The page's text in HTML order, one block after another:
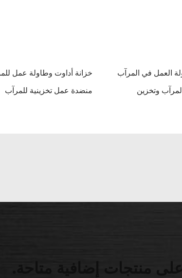
العمل في المرآب خزانة أداوت وطاولة عمل
منضدة عمل تخزينية للمرآب
منتجات إضافية متاحة.